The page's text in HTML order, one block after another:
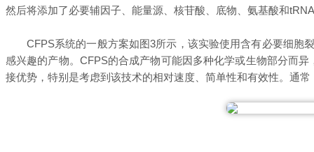
然后将添加了必要辅因子、能量源、核苷酸、底物、氨基酸和
CFPS系统的一般方案如图3所示，该实验使用含有必要细胞
感兴趣的产物。CFPS的合成产物可能因多种化学或生物部分而
接优势，特别是考虑到该技术的相对速度、简单性和有效性。通